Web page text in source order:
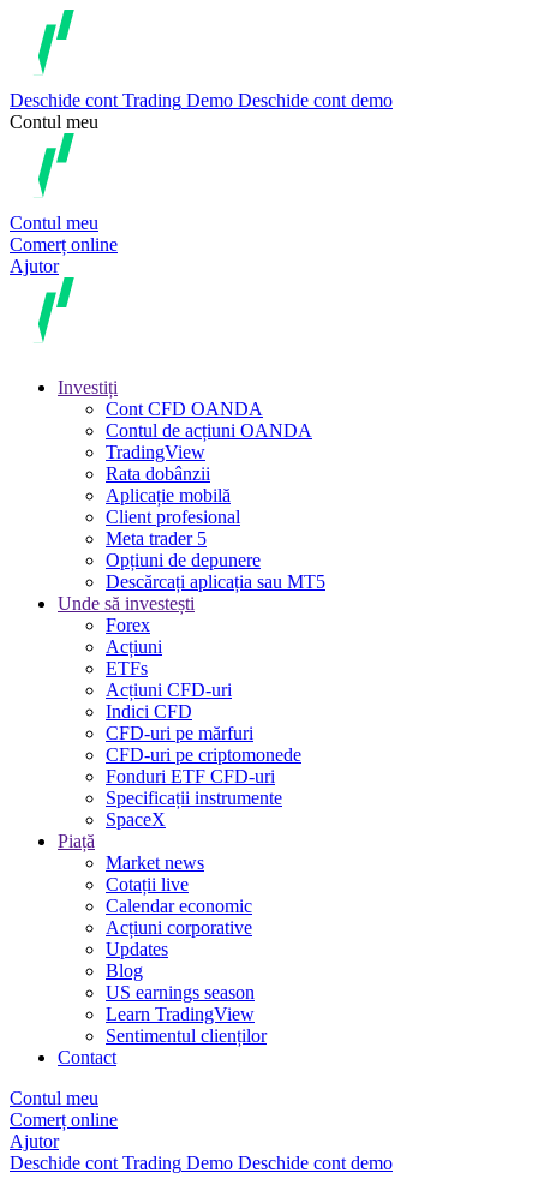
Deschide cont Trading Demo Deschide cont demo
Contul meu
Contul meu
Comerț online
Ajutor
Investiți
Cont CFD OANDA
Contul de acțiuni OANDA
TradingView
Rata dobânzii
Aplicație mobilă
Client profesional
Meta trader 5
Opțiuni de depunere
Descărcați aplicația sau MT5
Unde să investești
Forex
Acțiuni
ETFs
Acțiuni CFD-uri
Indici CFD
CFD-uri pe mărfuri
CFD-uri pe criptomonede
Fonduri ETF CFD-uri
Specificații instrumente
SpaceX
Piață
Market news
Cotații live
Calendar economic
Acțiuni corporative
Updates
Blog
US earnings season
Learn TradingView
Sentimentul clienților
Contact
Contul meu
Comerț online
Ajutor
Deschide cont Trading Demo Deschide cont demo